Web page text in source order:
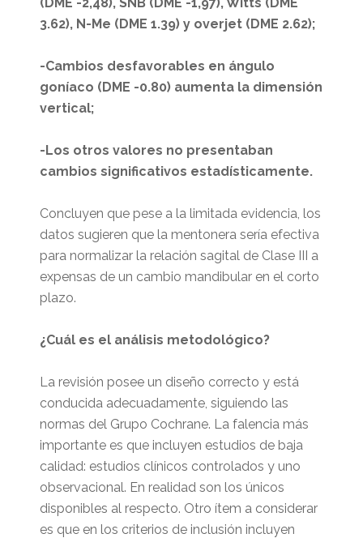
3.62), N-Me (DME 1.39) y overjet (DME 2.62);
-Cambios desfavorables en ángulo
goníaco (DME -0.80) aumenta la dimensión
vertical;
-Los otros valores no presentaban
cambios significativos estadísticamente.
Concluyen que pese a la limitada evidencia, los
datos sugieren que la mentonera sería efectiva
para normalizar la relación sagital de Clase III a
expensas de un cambio mandibular en el corto
plazo.
¿Cuál es el análisis metodológico?
La revisión posee un diseño correcto y está
conducida adecuadamente, siguiendo las
normas del Grupo Cochrane. La falencia más
importante es que incluyen estudios de baja
calidad: estudios clínicos controlados y uno
observacional. En realidad son los únicos
disponibles al respecto. Otro ítem a considerar
es que en los criterios de inclusión incluyen